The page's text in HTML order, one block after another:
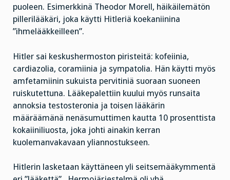
puoleen. Esimerkkinä Theodor Morell, häikäilemätön
pillerilääkäri, joka käytti Hitleriä koekaniinina
”ihmelääkkeilleen”.
Hitler sai keskushermoston piristeitä: kofeiinia,
cardiazolia, coramiinia ja sympatolia. Hän käytti myös
amfetamiinin sukuista pervitiniä suoraan suoneen
ruiskutettuna. Lääkepalettiin kuului myös runsaita
annoksia testosteronia ja toisen lääkärin
määräämänä nenäsumuttimen kautta 10 prosenttista
kokaiiniliuosta, joka johti ainakin kerran
kuolemanvakavaan yliannostukseen.
Hitlerin lasketaan käyttäneen yli seitsemääkymmentä